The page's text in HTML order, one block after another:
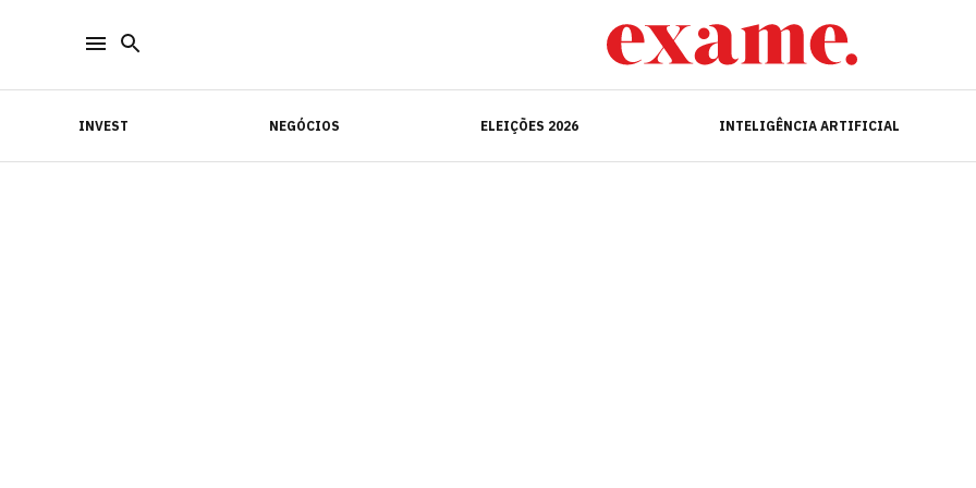
INVEST NEGÓCIOS ELEIÇÕES 2026 INTELIGÊNCIA ARTIFICIAL
INVEST INTELIGÊNCIA ARTIFICIAL